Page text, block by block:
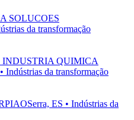
SOLUCOES
da transformação
INDUSTRIA QUIMICA
Indústrias da transformação
Serra, ES • Indústrias da